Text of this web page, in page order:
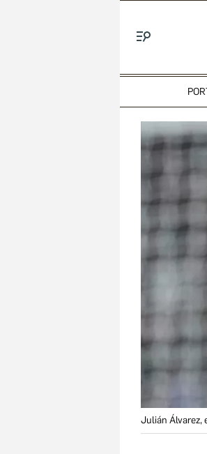
Julián Álvarez,